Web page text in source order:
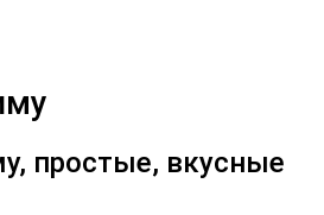
простые, вкусные